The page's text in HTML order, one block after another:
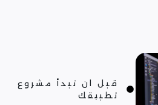
قبل ان تبدأ مشروع
تطبيقك